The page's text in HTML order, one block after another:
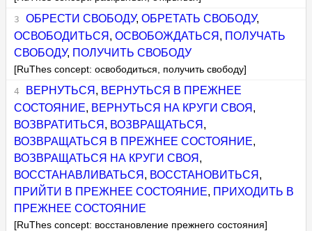
ОБРЕСТИ СВОБОДУ, ОБРЕТАТЬ СВОБОДУ,
ОСВОБОДИТЬСЯ ,ОСВОБОЖДАТЬСЯ , ПОЛУЧАТЬ
СВОБОДУ, ПОЛУЧИТЬ СВОБОДУ
[RuThes concept: освободиться, получить свободу]
ВЕРНУТЬСЯ , ВЕРНУТЬСЯ В ПРЕЖНЕЕ
СОСТОЯНИЕ, ВЕРНУТЬСЯ НА КРУГИ СВОЯ ,
ВОЗВРАТИТЬСЯ , ВОЗВРАЩАТЬСЯ ,
ВОЗВРАЩАТЬСЯ В ПРЕЖНЕЕ СОСТОЯНИЕ,
ВОЗВРАЩАТЬСЯ НА КРУГИ СВОЯ ,
ВОССТАНАВЛИВАТЬСЯ , ВОССТАНОВИТЬСЯ ,
ПРИЙТИ В ПРЕЖНЕЕ СОСТОЯНИЕ, ПРИХОДИТЬ В
ПРЕЖНЕЕ СОСТОЯНИЕ
[RuThes concept: восстановление прежнего состояния]